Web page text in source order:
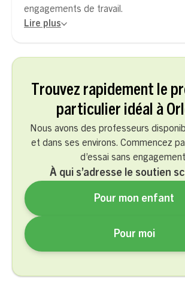
Trouvez rapidement le
particulier idéal à
Nous avons des professeurs
et dans ses environs. Commencez
d’essai sans
À qui s’adresse le soutien
Pour mon enfant
Pour moi
engagements de travail.
Lire plus